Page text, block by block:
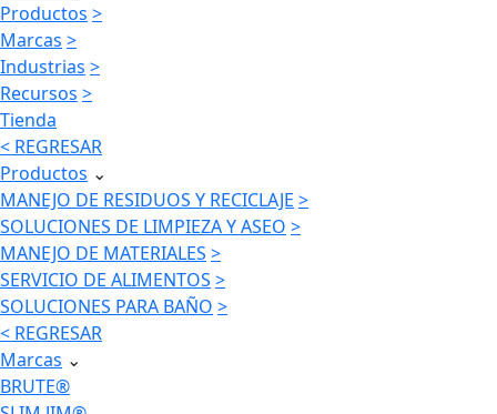
Productos >
Marcas >
Industrias >
Recursos >
Tienda
< REGRESAR
Productos ⌄
MANEJO DE RESIDUOS Y RECICLAJE >
SOLUCIONES DE LIMPIEZA Y ASEO >
MANEJO DE MATERIALES >
SERVICIO DE ALIMENTOS >
SOLUCIONES PARA BAÑO >
< REGRESAR
Marcas ⌄
BRUTE®